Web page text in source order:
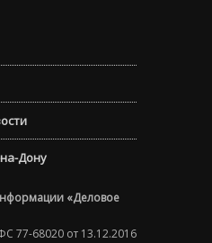
Дону
«Деловое
77-68020 от 13.12.2016